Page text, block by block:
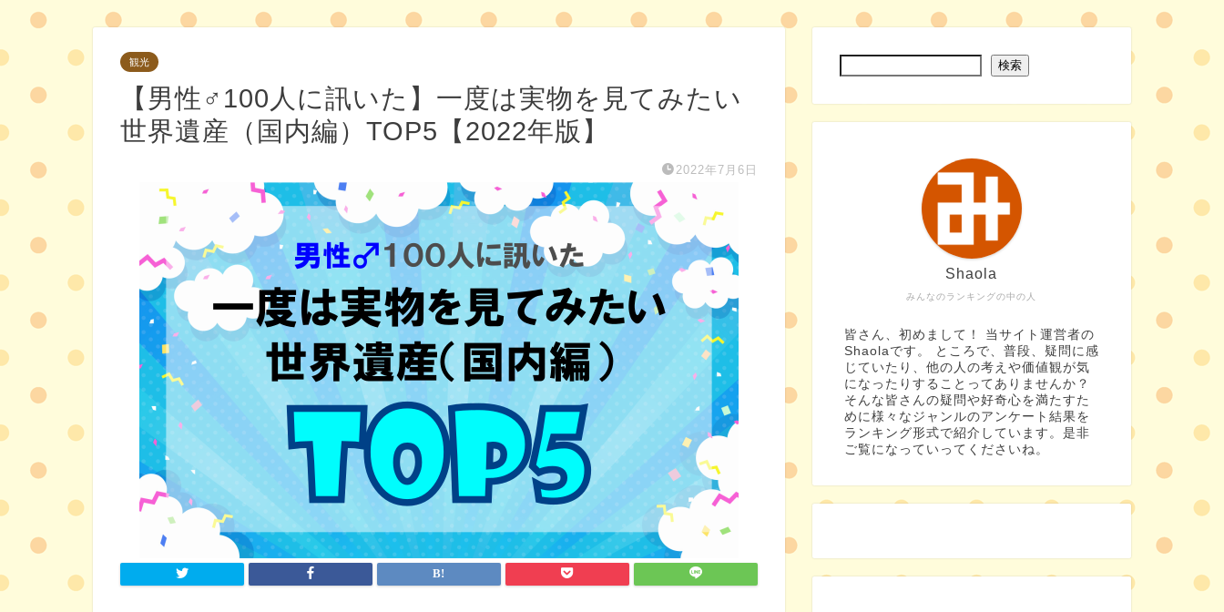
観光
【男性♂100人に訊いた】一度は実物を見てみたい
世界遺産（国内編）TOP5【2022年版】
2022年7月6日
検索
みんなのランキングの中の人
Shaola
皆さん、初めまして！ 当サイト運営者の
Shaolaです。 ところで、普段、疑問に感
じていたり、他の人の考えや価値観が気
になったりすることってありませんか？
そんな皆さんの疑問や好奇心を満たすた
めに様々なジャンルのアンケート結果を
ランキング形式で紹介しています。是非
ご覧になっていってくださいね。